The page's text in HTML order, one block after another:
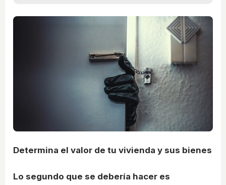
Determina el valor de tu vivienda y sus bienes
Lo segundo que se debería hacer es